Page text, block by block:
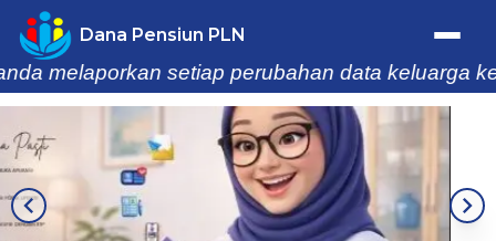
Dana Pensiun PLN
Trafik Statistik
Home
Profil
setiap perubahan data keluarga ke